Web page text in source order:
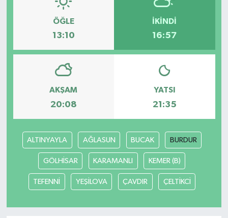
ÖĞLE
13:10
İKINDI
16:57
AKŞAM
20:08
YATSI
21:35
ALTINYAYLA AĞLASUN BUCAK BURDUR
GÖLHİSAR KARAMANLI KEMER (B)
TEFENNİ YEŞİLOVA ÇAVDIR ÇELTİKCİ